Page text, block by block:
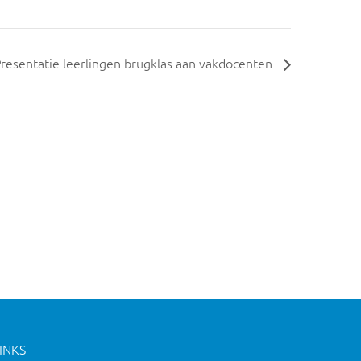
leerlingen brugklas aan vakdocenten